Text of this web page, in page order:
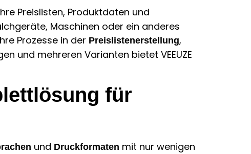
Preislisten, Produktdaten und
Maschinen oder ein anderes
Prozesse in der Preislistenerstellung,
und mehreren Varianten bietet VEEUZE
für
und Druckformaten mit nur wenigen